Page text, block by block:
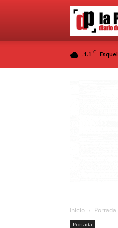
-1.1 C Esquel
Inicio Portada
Portada